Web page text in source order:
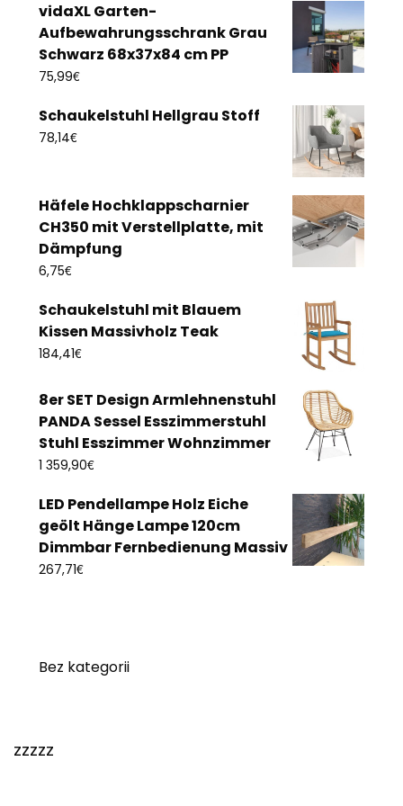
vidaXL Garten-
Aufbewahrungsschrank Grau
Schwarz 68x37x84 cm PP
75,99€
Schaukelstuhl Hellgrau Stoff
78,14€
Häfele Hochklappscharnier
CH350 mit Verstellplatte, mit
Dämpfung
6,75€
Schaukelstuhl mit Blauem
Kissen Massivholz Teak
184,41€
8er SET Design Armlehnenstuhl
PANDA Sessel Esszimmerstuhl
Stuhl Esszimmer Wohnzimmer
1 359,90€
LED Pendellampe Holz Eiche
geölt Hänge Lampe 120cm
Dimmbar Fernbedienung Massiv
267,71€
Bez kategorii
zzzzz